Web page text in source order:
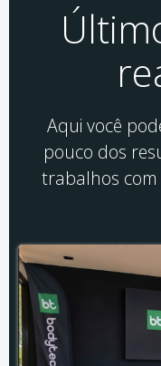
Aqui você
pouco dos
trabalhos